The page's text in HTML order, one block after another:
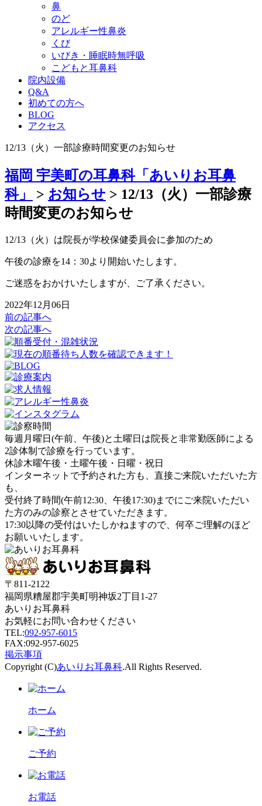
鼻
のど
アレルギー性鼻炎
くび
いびき・睡眠時無呼吸
こどもと耳鼻科
院内設備
Q&A
初めての方へ
BLOG
アクセス
12/13（火）一部診療時間変更のお知らせ
福岡 宇美町の耳鼻科「あいりお耳鼻
科」
> お知らせ > 12/13（火）一部診療
時間変更のお知らせ
12/13（火）は院長が学校保健委員会に参加のため
午後の診療を14：30より開始いたします。
ご迷惑をおかけいたしますが、ご了承ください。
2022年12月06日
前の記事へ
次の記事へ
毎週月曜日(午前、午後)と土曜日は院長と非常勤医師による
2診体制で診療を行っています。
休診木曜午後・土曜午後・日曜・祝日
インターネットで予約された方も、直接ご来院いただいた方
も、
受付終了時間(午前12:30、午後17:30)までにご来院いただい
た方のみの診察とさせていただきます。
17:30以降の受付はいたしかねますので、何卒ご理解のほど
お願いいたします。
〒811-2122
福岡県糟屋郡宇美町明神坂2丁目1-27
あいりお耳鼻科
お気軽にお問い合わせください
TEL:092-957-6015
FAX:092-957-6025
掲示事項
Copyright (C)あいりお耳鼻科.All Rights Reserved.
ホーム
ご予約
お電話